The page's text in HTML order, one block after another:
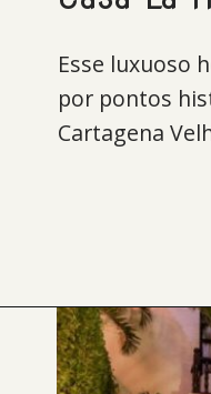
Esse luxuoso
por pontos
Cartagena
Opening